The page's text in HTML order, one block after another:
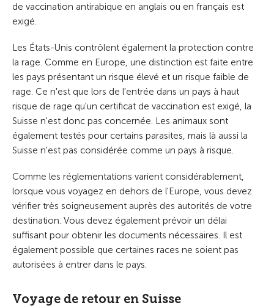
de vaccination antirabique en anglais ou en français est
exigé.
Les États-Unis contrôlent également la protection contre
la rage. Comme en Europe, une distinction est faite entre
les pays présentant un risque élevé et un risque faible de
rage. Ce n'est que lors de l'entrée dans un pays à haut
risque de rage qu'un certificat de vaccination est exigé, la
Suisse n'est donc pas concernée. Les animaux sont
également testés pour certains parasites, mais là aussi la
Suisse n'est pas considérée comme un pays à risque.
Comme les réglementations varient considérablement,
lorsque vous voyagez en dehors de l'Europe, vous devez
vérifier très soigneusement auprès des autorités de votre
destination. Vous devez également prévoir un délai
suffisant pour obtenir les documents nécessaires. Il est
également possible que certaines races ne soient pas
autorisées à entrer dans le pays.
Voyage de retour en Suisse